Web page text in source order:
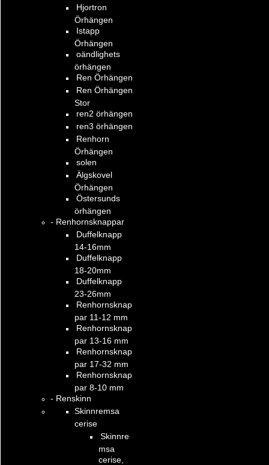
Hjortron
Örhängen
Istapp
Örhängen
oändlighets
örhängen
Ren Örhängen
Ren Örhängen
Stor
ren2 örhängen
ren3 örhängen
Renhorn
Örhängen
solen
Älgskovel
Örhängen
Östersunds
örhängen
- Renhornsknappar
Duffelknapp
14-16mm
Duffelknapp
18-20mm
Duffelknapp
23-26mm
Renhornsknap
par 11-12 mm
Renhornsknap
par 13-16 mm
Renhornsknap
par 17-32 mm
Renhornsknap
par 8-10 mm
- Renskinn
Skinnremsa
cerise
Skinnre
msa
cerise,